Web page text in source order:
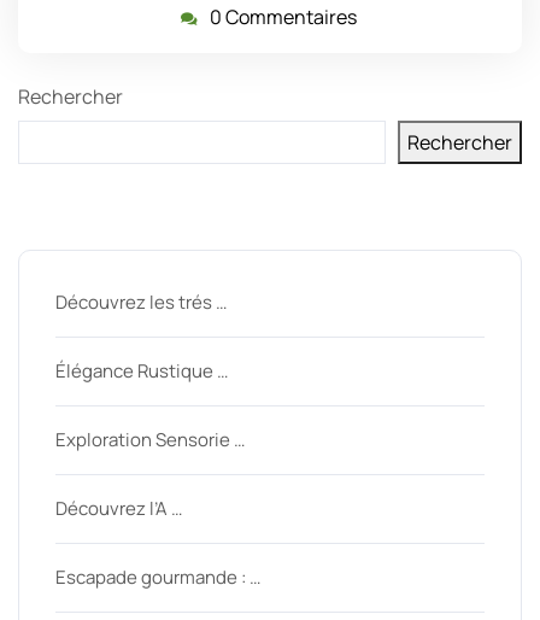
0 Commentaires
Rechercher
Rechercher
Découvrez les trés …
Élégance Rustique …
Exploration Sensorie …
Découvrez l’A …
Escapade gourmande : …